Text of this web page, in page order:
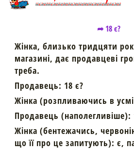
➦ 18 є?
Жінка, близько тридцяти
магазині, дає продавцеві
треба.
Продавець: 18 є?
Жінка (розпливаючись в
Продавець (наполегливіше):
Жінка (бентежачись,
що її про це запитують): є,